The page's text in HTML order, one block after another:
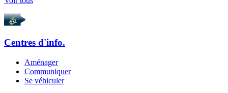
Centres d'info.
Aménager
Communiquer
Se véhiculer